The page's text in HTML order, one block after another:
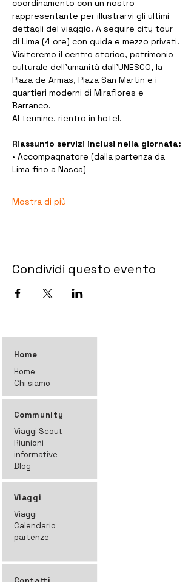
coordinamento con un nostro
rappresentante per illustrarvi gli ultimi
dettagli del viaggio. A seguire city tour
di Lima (4 ore) con guida e mezzo privati.
Visiteremo il centro storico, patrimonio
culturale dell’umanità dall’UNESCO, la
Plaza de Armas, Plaza San Martin e i
quartieri moderni di Miraflores e
Barranco.
Al termine, rientro in hotel.
Riassunto servizi inclusi nella giornata:
• Accompagnatore (dalla partenza da
Lima fino a Nasca)
Mostra di più
Condividi questo evento
Home
Home
Chi siamo
Community
Viaggi Scout
Riunioni
informative
Blog
Viaggi
Viaggi
Calendario
partenze